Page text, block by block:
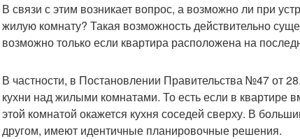
В связи с этим возникает вопрос, а возможно ли при
жилую комнату? Такая возможность действительно
возможно только если квартира расположена на
В частности, в Постановлении Правительства №47 от
кухни над жилыми комнатами. То есть если в квартире
этой комнатой окажется кухня соседей сверху. В
другом, имеют идентичные планировочные решения.